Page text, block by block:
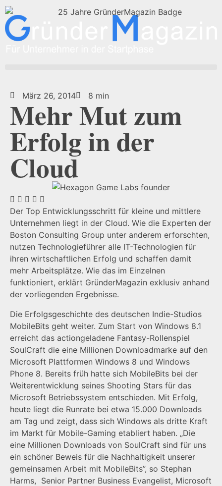
März 26, 2014 8 min
Mehr Mut zum
Erfolg in der
Cloud
Der Top Entwicklungsschritt für kleine und mittlere
Unternehmen liegt in der Cloud. Wie die Experten der
Boston Consulting Group unter anderem erforschten,
nutzen Technologieführer alle IT-Technologien für
ihren wirtschaftlichen Erfolg und schaffen damit
mehr Arbeitsplätze. Wie das im Einzelnen
funktioniert, erklärt GründerMagazin exklusiv anhand
der vorliegenden Ergebnisse.
Die Erfolgsgeschichte des deutschen Indie-Studios
MobileBits geht weiter. Zum Start von Windows 8.1
erreicht das actiongeladene Fantasy-Rollenspiel
SoulCraft die eine Millionen Downloadmarke auf den
Microsoft Plattformen Windows 8 und Windows
Phone 8. Bereits früh hatte sich MobileBits bei der
Weiterentwicklung seines Shooting Stars für das
Microsoft Betriebssystem entschieden. Mit Erfolg,
heute liegt die Runrate bei etwa 15.000 Downloads
am Tag und zeigt, dass sich Windows als dritte Kraft
im Markt für Mobile-Gaming etabliert haben. „Die
eine Millionen Downloads von SoulCraft sind für uns
ein schöner Beweis für die Nachhaltigkeit unserer
gemeinsamen Arbeit mit MobileBits”, so Stephan
Harms, Senior Partner Business Evangelist, Microsoft